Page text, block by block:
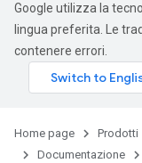
Google utilizza la
lingua preferita. Le
contenere errori.
Home page Prodotti
Documentazione